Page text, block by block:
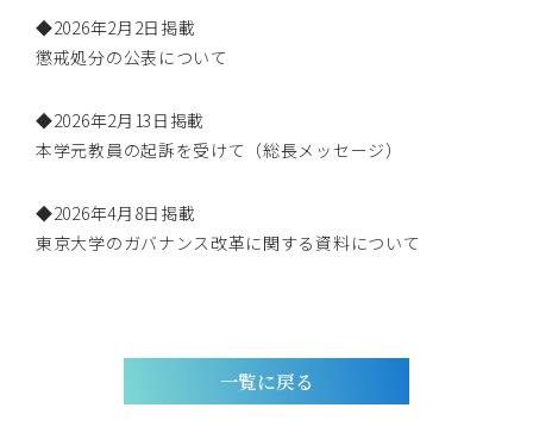
◆2026年2月2日掲載
懲戒処分の公表について
◆2026年2月13日掲載
本学元教員の起訴を受けて（総長メッセージ）
◆2026年4月8日掲載
東京大学のガバナンス改革に関する資料について
一覧に戻る